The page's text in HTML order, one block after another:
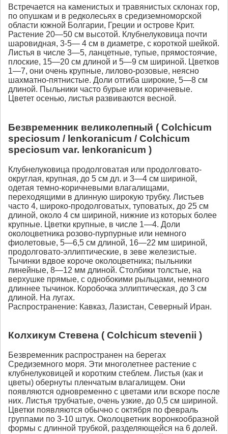
Встречается на каменистых и травянистых склонах гор,
по опушкам и в редколесьях в средиземноморской
области южной Болгарии, Греции и острове Крит.
Растение 20—50 см высотой. Клубнелуковица почти
шаровидная, 3-5— 4 см в диаметре, с короткой шейкой.
Листья в числе 3—5, ланцетные, тупые, прямостоячие,
плоские, 15—20 см длиной и 5—9 см шириной. Цветков
1—7, они очень крупные, лилово-розовые, неясно
шахматно-пятнистые. Доли отгиба широкие, 5—8 см
длиной. Пыльники часто бурые или коричневые.
Цветет осенью, листья развиваются весной.
Безвременник великолепный ( Сolchicum
speciosum / lenkoranicum / Сolchicum
speciosum var. lenkoranicum )
Клубнелуковица продолговатая или продолговато-
округлая, крупная, до 5 см дл. и 3—4 см шириной,
одетая темно-коричневыми влагалищами,
переходящими в длинную широкую трубку. Листьев
часто 4, широко-продолговатых, туповатых, до 25 см
длиной, около 4 см шириной, нижние из которых более
крупные. Цветки крупные, в числе 1—4. Доли
околоцветника розово-пурпурные или немного
фиолетовые, 5—6,5 см длиной, 16—22 мм шириной,
продолговато-эллиптические, в зеве железистые.
Тычинки вдвое короче околоцветника; пыльники
линейные, 8—12 мм длиной. Столбики толстые, на
верхушке прямые, с однобокими рыльцами, немного
длиннее тычинок. Коробочка эллиптическая, до 3 см
длиной. На лугах.
Распространение: Кавказ, Лазистан, Северный Иран.
Колхикум Стевена ( Colchicum stevenii )
Безвременник распространен на берегах
Средиземного моря. Эти многолетнее растение с
клубнелуковицей и коротким стеблем. Листья (как и
цветы) обернуты пленчатым влагалищем. Они
появляются одновременно с цветами или вскоре после
них. Листья трубчатые, очень узкие, до 0,5 см шириной.
Цветки появляются обычно с октября по февраль
группами по 3-10 штук. Околоцветник воронкообразной
формы с длинной трубкой, разделяющейся на 6 долей.